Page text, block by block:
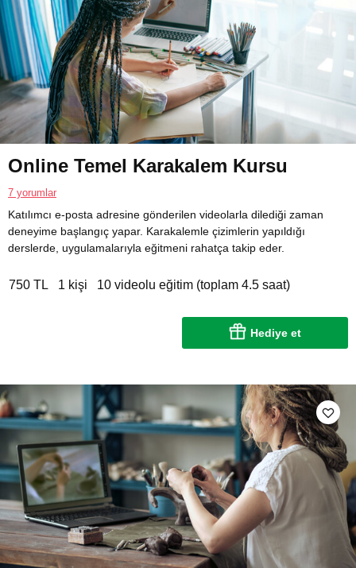
Online Temel Karakalem Kursu
7 yorumlar
Katılımcı e-posta adresine gönderilen videolarla dilediği zaman
deneyime başlangıç yapar. Karakalemle çizimlerin yapıldığı
derslerde, uygulamalarıyla eğitmeni rahatça takip eder.
750 TL 1 kişi 10 videolu eğitim (toplam 4.5 saat)
Hediye et